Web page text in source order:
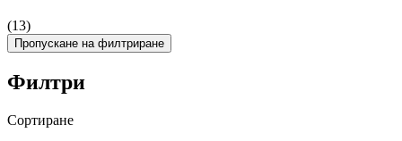
(13)
Пропускане на филтриране
Филтри
Сортиране